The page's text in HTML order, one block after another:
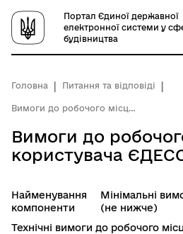
Портал Єдиної державної
електронної системи у
будівництва
Головна Питання та відповіді
Вимоги до робочого місця користувача ЄДЕССБ
Вимоги до
користувача
Найменування
компоненти
Мінімальні
(не нижче)
Технічні вимоги до робочого